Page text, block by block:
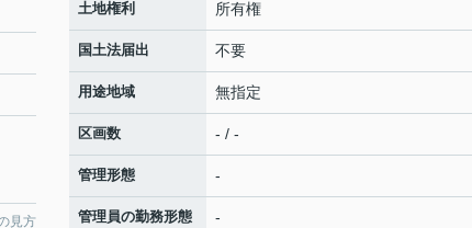
見方
土地権利 所有権
国土法届出 不要
用途地域 無指定
区画数 - / -
管理形態 -
管理員の勤務形態 -